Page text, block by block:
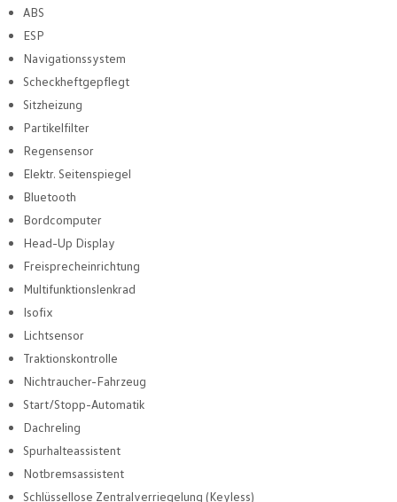
ABS
ESP
Navigationssystem
Scheckheftgepflegt
Sitzheizung
Partikelfilter
Regensensor
Elektr. Seitenspiegel
Bluetooth
Bordcomputer
Head-Up Display
Freisprecheinrichtung
Multifunktionslenkrad
Isofix
Lichtsensor
Traktionskontrolle
Nichtraucher-Fahrzeug
Start/Stopp-Automatik
Dachreling
Spurhalteassistent
Notbremsassistent
Schlüssellose Zentralverriegelung (Keyless)